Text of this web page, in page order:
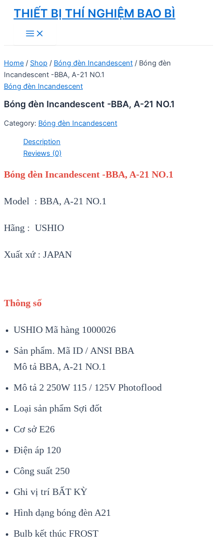
Skip
content
THIẾT BỊ THÍ NGHIỆM BAO BÌ
Main
Menu
Home / Shop / Bóng đèn Incandescent / Bóng đèn
Incandescent -BBA, A-21 NO.1
Bóng đèn Incandescent
Bóng đèn Incandescent -BBA, A-21 NO.1
Category: Bóng đèn Incandescent
Description
Reviews (0)
Bóng đèn Incandescent -BBA, A-21 NO.1
Model : BBA, A-21 NO.1
Hãng : USHIO
Xuất xứ : JAPAN
Thông số
USHIO Mã hàng 1000026
Sản phẩm. Mã ID / ANSI BBA
Mô tả BBA, A-21 NO.1
Mô tả 2 250W 115 / 125V Photoflood
Loại sản phẩm Sợi đốt
Cơ sở E26
Điện áp 120
Công suất 250
Ghi vị trí BẤT KỲ
Hình dạng bóng đèn A21
Bulb kết thúc FROST